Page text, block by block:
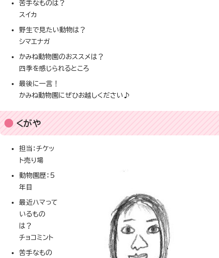
苦手なものは？
スイカ
野生で見たい動物は？
シマエナガ
かみね動物園のおススメは？
四季を感じられるところ
最後に一言！
かみね動物園にぜひお越しください♪
くがや
担当：チケッ
ト売り場
動物園歴：5
年目
最近ハマって
いるもの
は？
チョコミント
苦手なもの